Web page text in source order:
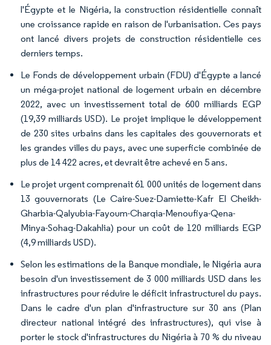
l'Égypte et le Nigéria, la construction résidentielle connaît
une croissance rapide en raison de l'urbanisation. Ces pays
ont lancé divers projets de construction résidentielle ces
derniers temps.
Le Fonds de développement urbain (FDU) d'Égypte a lancé
un méga-projet national de logement urbain en décembre
2022, avec un investissement total de 600 milliards EGP
(19,39 milliards USD). Le projet implique le développement
de 230 sites urbains dans les capitales des gouvernorats et
les grandes villes du pays, avec une superficie combinée de
plus de 14 422 acres, et devrait être achevé en 5 ans.
Le projet urgent comprenait 61 000 unités de logement dans
13 gouvernorats (Le Caire-Suez-Damiette-Kafr El Cheikh-
Gharbia-Qalyubia-Fayoum-Charqia-Menoufiya-Qena-
Minya-Sohag-Dakahlia) pour un coût de 120 milliards EGP
(4,9 milliards USD).
Selon les estimations de la Banque mondiale, le Nigéria aura
besoin d'un investissement de 3 000 milliards USD dans les
infrastructures pour réduire le déficit infrastructurel du pays.
Dans le cadre d'un plan d'infrastructure sur 30 ans (Plan
directeur national intégré des infrastructures), qui vise à
porter le stock d'infrastructures du Nigéria à 70 % du niveau